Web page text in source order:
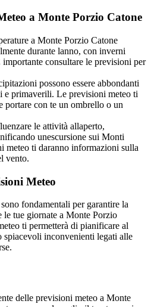
a Monte Porzio Catone
a Monte Porzio Catone
durante lanno, con inverni
consultare le previsioni per
possono essere abbondanti
e primaverili. Le previsioni meteo ti
portare con te un ombrello o un
le attività allaperto,
unescursione sui Monti
meteo ti daranno informazioni sulla
vento.
Meteo
fondamentali per garantire la
le tue giornate a Monte Porzio
ti permetterà di pianificare al
spiacevoli inconvenienti legati alle
delle previsioni meteo a Monte